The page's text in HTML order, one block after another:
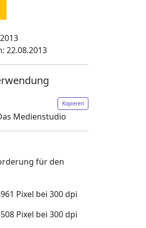
22.08.2013
Kopieren
Medienstudio
für den
Pixel bei 300 dpi
Pixel bei 300 dpi